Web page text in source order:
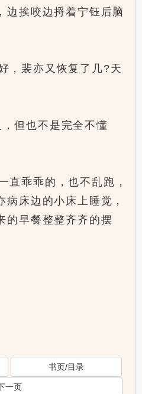
边挨咬边捋着宁钰后脑
，裴亦又恢复了几?天
但也不是完全不懂
直乖乖的，也不乱跑，
床边的小床上睡觉，
的早餐整整齐齐的摆
书页/目录
一页